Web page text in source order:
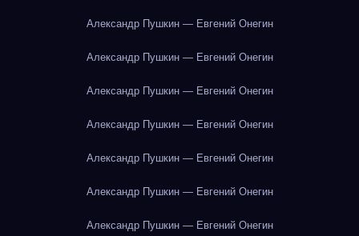
Александр Пушкин — Евгений Онегин
Александр Пушкин — Евгений Онегин
Александр Пушкин — Евгений Онегин
Александр Пушкин — Евгений Онегин
Александр Пушкин — Евгений Онегин
Александр Пушкин — Евгений Онегин
Александр Пушкин — Евгений Онегин